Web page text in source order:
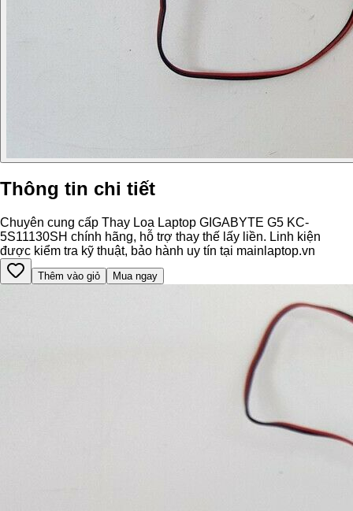
Thông tin chi tiết
Chuyên cung cấp Thay Loa Laptop GIGABYTE G5 KC-
5S11130SH chính hãng, hỗ trợ thay thế lấy liền. Linh kiện
được kiểm tra kỹ thuật, bảo hành uy tín tại mainlaptop.vn
Thêm vào giỏ Mua ngay